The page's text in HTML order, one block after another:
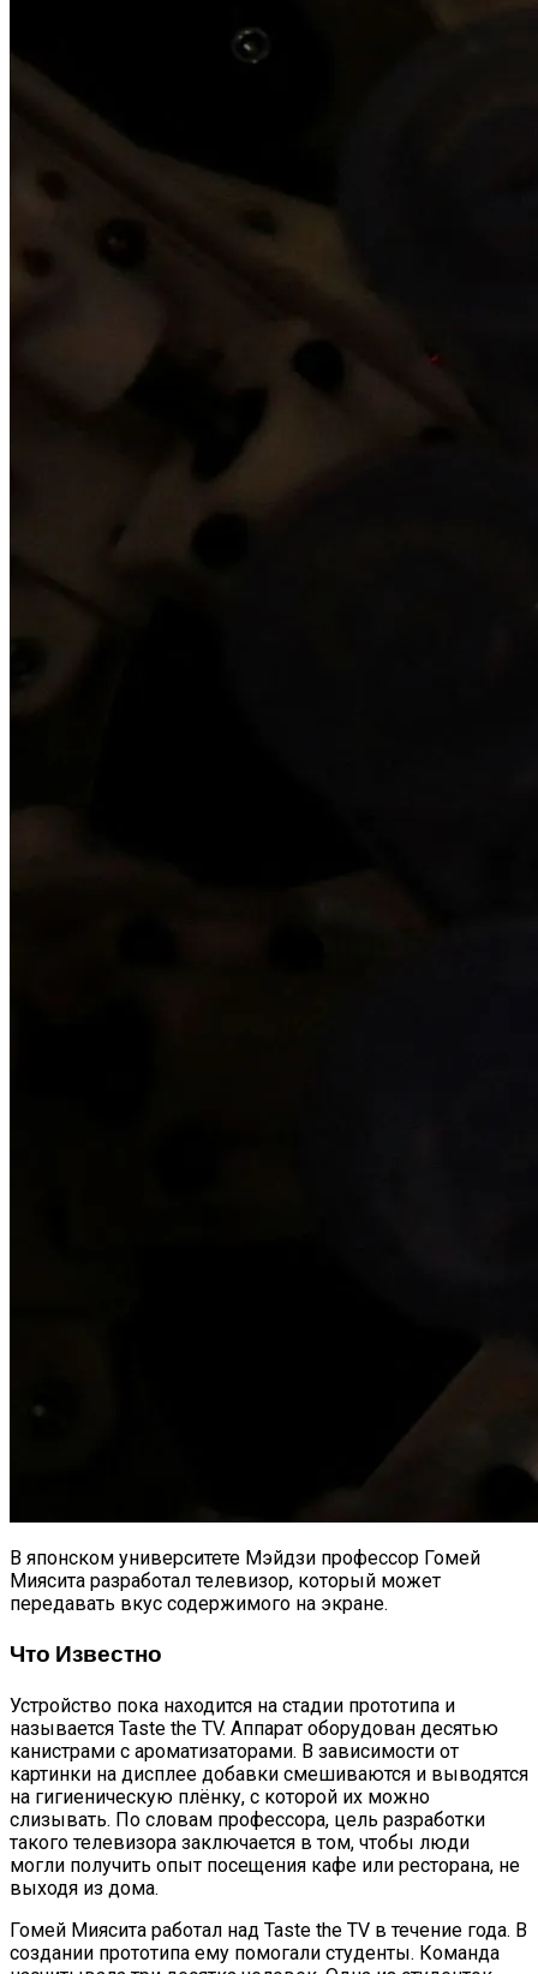
В японском университете Мэйдзи профессор Гомей
Миясита разработал телевизор, который может
передавать вкус содержимого на экране.
Что Известно
Устройство пока находится на стадии прототипа и
называется Taste the TV. Аппарат оборудован десятью
канистрами с ароматизаторами. В зависимости от
картинки на дисплее добавки смешиваются и выводятся
на гигиеническую плёнку, с которой их можно
слизывать. По словам профессора, цель разработки
такого телевизора заключается в том, чтобы люди
могли получить опыт посещения кафе или ресторана, не
выходя из дома.
Гомей Миясита работал над Taste the TV в течение года. В
создании прототипа ему помогали студенты. Команда